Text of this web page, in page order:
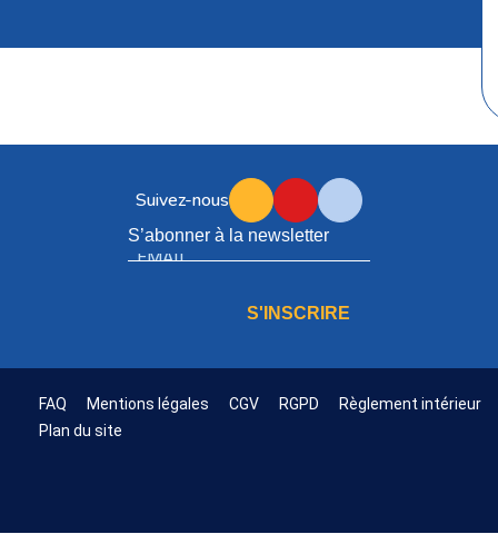
Suivez-nous
S’abonner à la newsletter
S'INSCRIRE
FAQ Mentions légales CGV RGPD
Règlement intérieur
Plan du site